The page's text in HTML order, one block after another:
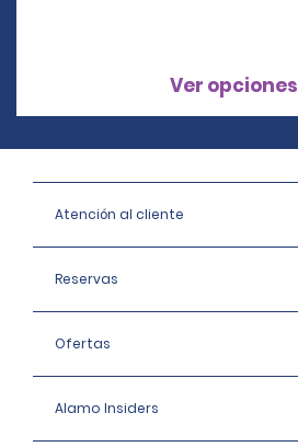
Ver opciones
Atención al cliente
Reservas
Ofertas
Alamo Insiders